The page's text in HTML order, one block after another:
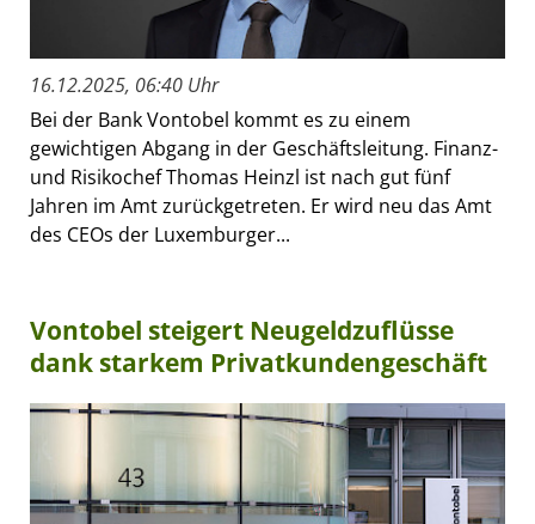
16.12.2025, 06:40 Uhr
Bei der Bank Vontobel kommt es zu einem
gewichtigen Abgang in der Geschäftsleitung. Finanz-
und Risikochef Thomas Heinzl ist nach gut fünf
Jahren im Amt zurückgetreten. Er wird neu das Amt
des CEOs der Luxemburger...
Vontobel steigert Neugeldzuflüsse
dank starkem Privatkundengeschäft